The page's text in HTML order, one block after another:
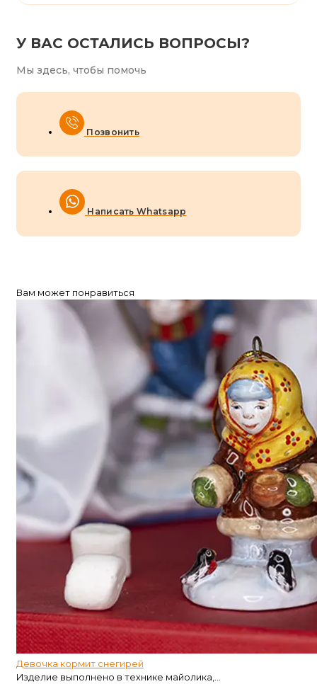
У ВАС ОСТАЛИСЬ ВОПРОСЫ?
Мы здесь, чтобы помочь
Позвонить
Написать Whatsapp
Вам может понравиться
Девочка кормит снегирей
Изделие выполнено в технике майолика,...